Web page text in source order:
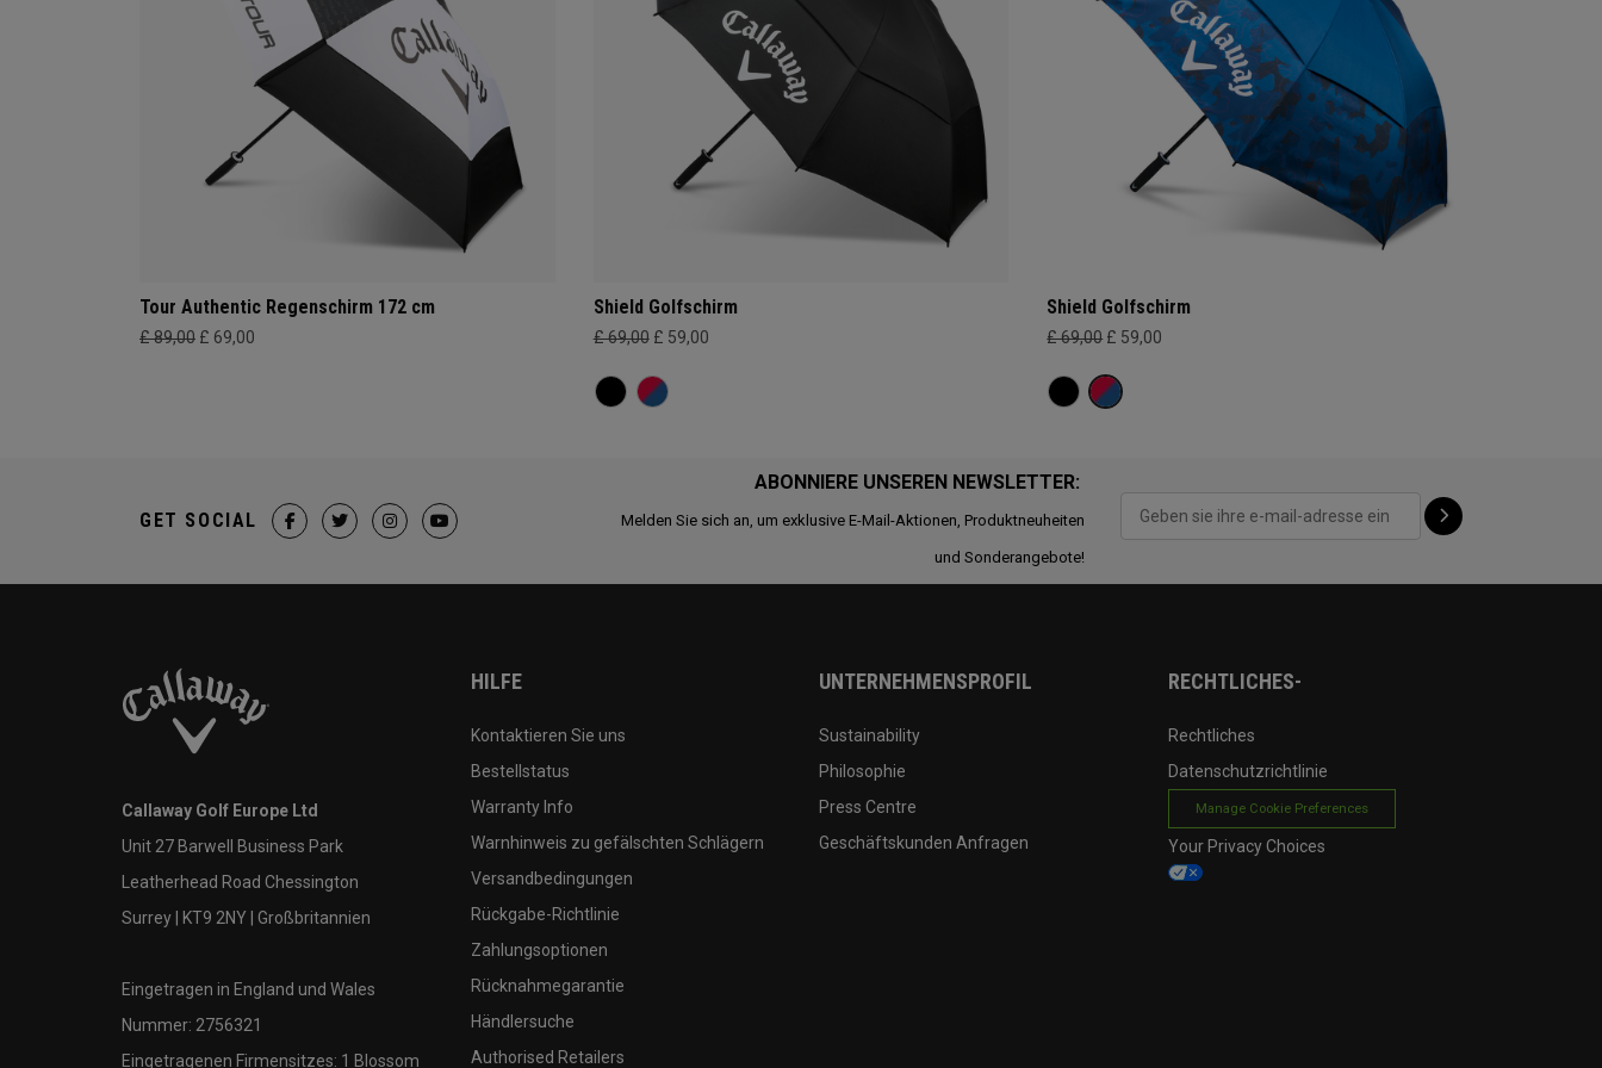
Tour Authentic Regenschirm 172 cm
£ 89,00 £ 69,00
Shield Golfschirm
£ 69,00 £ 59,00
Shield Golfschirm
£ 69,00 £ 59,00
ABONNIERE UNSEREN NEWSLETTER:
Melden Sie sich an, um exklusive E-Mail-Aktionen, Produktneuheiten
und Sonderangebote!
GET SOCIAL
Callaway Golf Europe Ltd
Unit 27 Barwell Business Park
Leatherhead Road Chessington
Surrey | KT9 2NY | Großbritannien
Eingetragen in England und Wales
Nummer: 2756321
Eingetragenen Firmensitzes: 1 Blossom
HILFE
Kontaktieren Sie uns
Bestellstatus
Warranty Info
Warnhinweis zu gefälschten Schlägern
Versandbedingungen
Rückgabe-Richtlinie
Zahlungsoptionen
Rücknahmegarantie
Händlersuche
Authorised Retailers
UNTERNEHMENSPROFIL
Sustainability
Philosophie
Press Centre
Geschäftskunden Anfragen
RECHTLICHES-
Rechtliches
Datenschutzrichtlinie
Manage Cookie Preferences
Your Privacy Choices